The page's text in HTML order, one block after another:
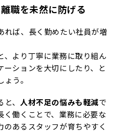
職を未然に防げる
れば、長く勤めたい社員が増
、より丁寧に業務に取り組ん
ションを大切にしたり、と
う。
、 人材不足の悩みも軽減で
く働くことで、業務に必要な
あるスタッフが育ちやすく